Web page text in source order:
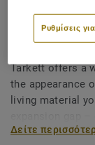
Wood
Tarkett offers a
the appearance
living material
8–10mm
Δείτε
Ρυθμίσεις